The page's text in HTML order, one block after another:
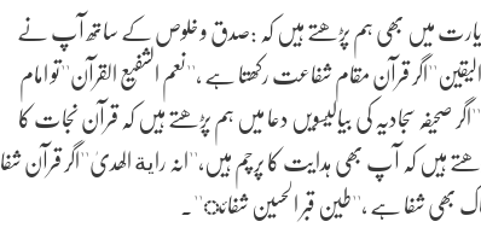
زیارت میں بھی ہم پڑھتے ہیں کہ :صدق و خلوص کے ساتھ آپ نے
قرآن مقام شفاعت رکھتا ہے ،''نعم الشفیع القرآن''تو امام
سجادیہ کی بیالیسویں دعا میں ہم پڑھتے ہیں کہ قرآن نجات کا
ہیں کہ آپ بھی ہدایت کا پرچم ہیں،''انہ راية الھدیٰ''اگر قرآن شفا
بھی شفا ہے ،''طین قبر الحسین شفائ''۔